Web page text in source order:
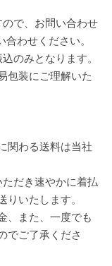
で、お問い合わせ
わせください。
のみとなります。
包装にご理解いた
関わる送料は当社
だき速やかに着払
りいたします。
、また、一度でも
でご了承くださ